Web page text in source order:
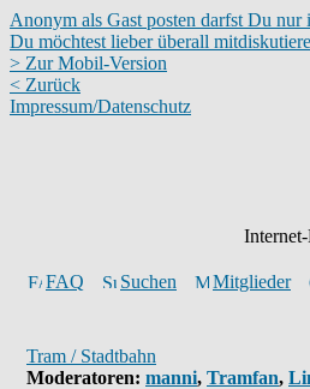
Anonym als Gast posten darfst Du nur
Du möchtest lieber überall
> Zur Mobil-Version
< Zurück
Impressum/Datenschutz
FAQ Suchen Mitglieder
Tram / Stadtbahn
Moderatoren: manni, Tramfan,